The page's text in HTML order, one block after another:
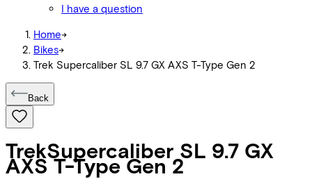
I have a question
Home->
Bikes->
Trek Supercaliber SL 9.7 GX AXS T-Type Gen 2
Back
TrekSupercaliber SL 9.7 GX
AXS T-Type Gen 2